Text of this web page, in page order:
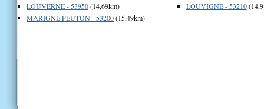
LOUVERNE - 53950(14,69km)
MARIGNE PEUTON - 53200(15,49km)
LOUVIGNE - 53210